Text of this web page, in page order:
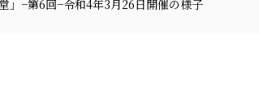
」−第6回−令和4年3月26日開催の様子